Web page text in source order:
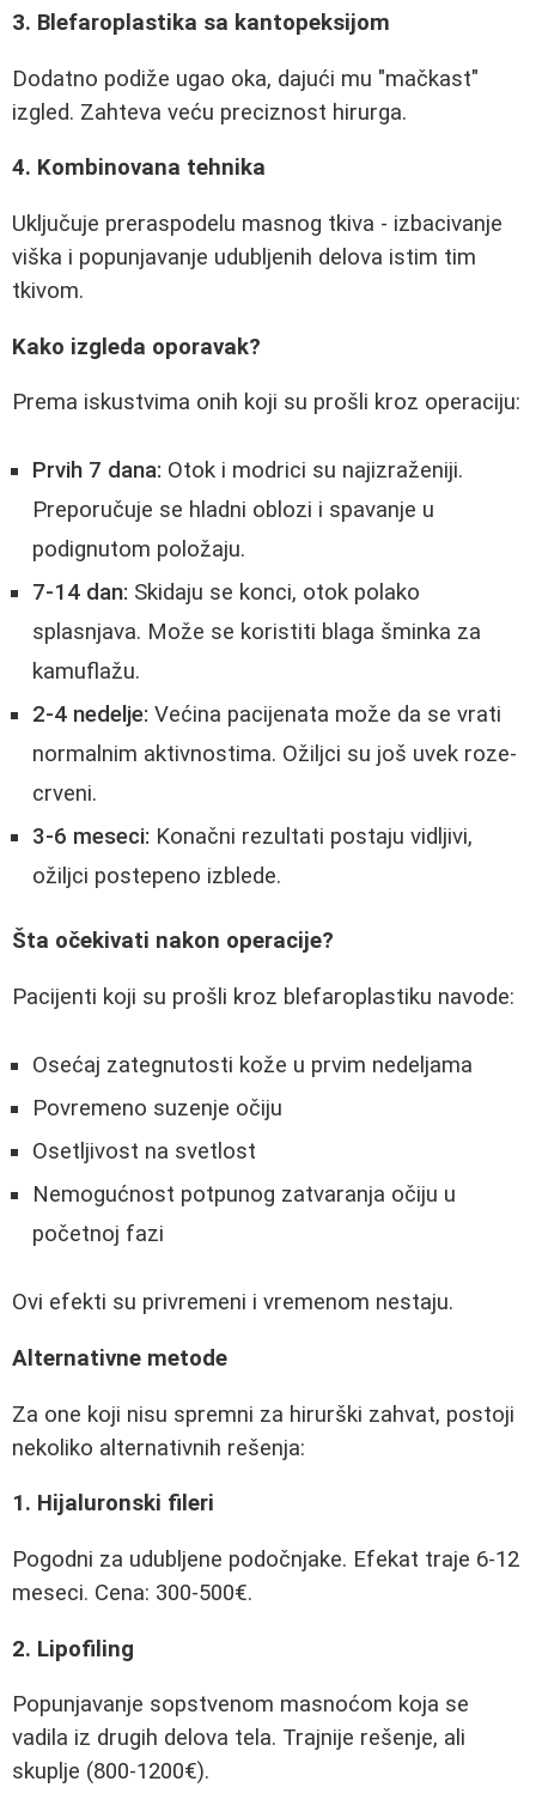
3. Blefaroplastika sa kantopeksijom
Dodatno podiže ugao oka, dajući mu "mačkast"
izgled. Zahteva veću preciznost hirurga.
4. Kombinovana tehnika
Uključuje preraspodelu masnog tkiva - izbacivanje
viška i popunjavanje udubljenih delova istim tim
tkivom.
Kako izgleda oporavak?
Prema iskustvima onih koji su prošli kroz operaciju:
Prvih 7 dana: Otok i modrici su najizraženiji.
Preporučuje se hladni oblozi i spavanje u
podignutom položaju.
7-14 dan: Skidaju se konci, otok polako
splasnjava. Može se koristiti blaga šminka za
kamuflažu.
2-4 nedelje: Većina pacijenata može da se vrati
normalnim aktivnostima. Ožiljci su još uvek roze-
crveni.
3-6 meseci: Konačni rezultati postaju vidljivi,
ožiljci postepeno izblede.
Šta očekivati nakon operacije?
Pacijenti koji su prošli kroz blefaroplastiku navode:
Osećaj zategnutosti kože u prvim nedeljama
Povremeno suzenje očiju
Osetljivost na svetlost
Nemogućnost potpunog zatvaranja očiju u
početnoj fazi
Ovi efekti su privremeni i vremenom nestaju.
Alternativne metode
Za one koji nisu spremni za hirurški zahvat, postoji
nekoliko alternativnih rešenja:
1. Hijaluronski fileri
Pogodni za udubljene podočnjake. Efekat traje 6-12
meseci. Cena: 300-500€.
2. Lipofiling
Popunjavanje sopstvenom masnoćom koja se
vadila iz drugih delova tela. Trajnije rešenje, ali
skuplje (800-1200€).